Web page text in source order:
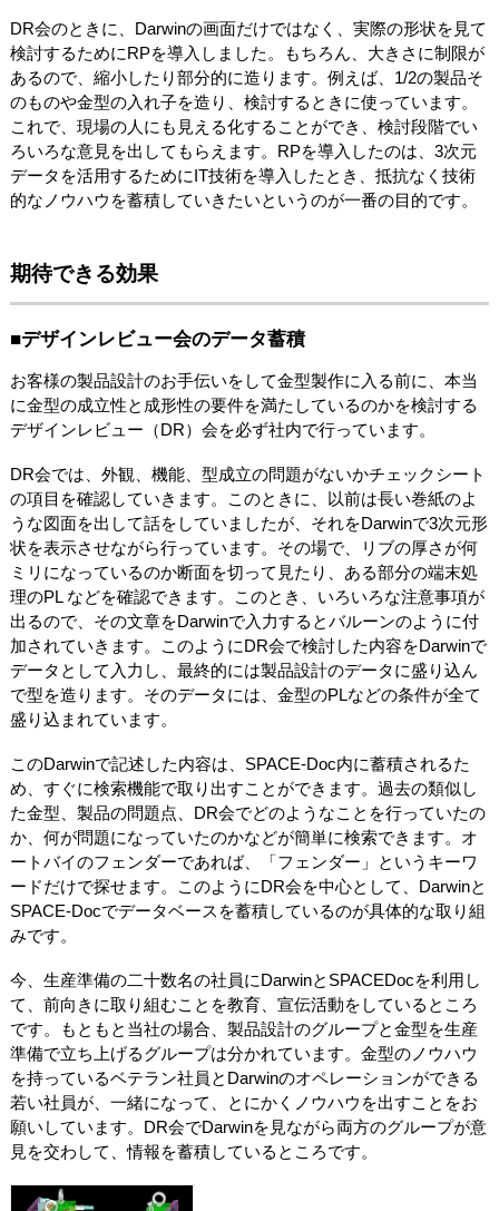
DR会のときに、Darwinの画面だけではなく、実際の形状を見て
検討するためにRPを導入しました。もちろん、大きさに制限が
あるので、縮小したり部分的に造ります。例えば、1/2の製品そ
のものや金型の入れ子を造り、検討するときに使っています。
これで、現場の人にも見える化することができ、検討段階でい
ろいろな意見を出してもらえます。RPを導入したのは、3次元
データを活用するためにIT技術を導入したとき、抵抗なく技術
的なノウハウを蓄積していきたいというのが一番の目的です。
期待できる効果
■デザインレビュー会のデータ蓄積
お客様の製品設計のお手伝いをして金型製作に入る前に、本当
に金型の成立性と成形性の要件を満たしているのかを検討する
デザインレビュー（DR）会を必ず社内で行っています。
DR会では、外観、機能、型成立の問題がないかチェックシート
の項目を確認していきます。このときに、以前は長い巻紙のよ
うな図面を出して話をしていましたが、それをDarwinで3次元形
状を表示させながら行っています。その場で、リブの厚さが何
ミリになっているのか断面を切って見たり、ある部分の端末処
理のPL などを確認できます。このとき、いろいろな注意事項が
出るので、その文章をDarwinで入力するとバルーンのように付
加されていきます。このようにDR会で検討した内容をDarwinで
データとして入力し、最終的には製品設計のデータに盛り込ん
で型を造ります。そのデータには、金型のPLなどの条件が全て
盛り込まれています。
このDarwinで記述した内容は、SPACE-Doc内に蓄積されるた
め、すぐに検索機能で取り出すことができます。過去の類似し
た金型、製品の問題点、DR会でどのようなことを行っていたの
か、何が問題になっていたのかなどが簡単に検索できます。オ
ートバイのフェンダーであれば、「フェンダー」というキーワ
ードだけで探せます。このようにDR会を中心として、Darwinと
SPACE-Docでデータベースを蓄積しているのが具体的な取り組
みです。
今、生産準備の二十数名の社員にDarwinとSPACEDocを利用し
て、前向きに取り組むことを教育、宣伝活動をしているところ
です。もともと当社の場合、製品設計のグループと金型を生産
準備で立ち上げるグループは分かれています。金型のノウハウ
を持っているベテラン社員とDarwinのオペレーションができる
若い社員が、一緒になって、とにかくノウハウを出すことをお
願いしています。DR会でDarwinを見ながら両方のグループが意
見を交わして、情報を蓄積しているところです。